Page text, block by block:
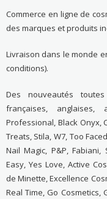
Commerce en ligne de
des marques et produits
Livraison dans le monde
conditions).
Des nouveautés
françaises, anglaises,
Professional, Black Onyx,
Treats, Stila, W7, Too
Nail Magic, P&P,
Easy, Yes Love, Active
de Minette, Excellence
Real Time, Go Cosmetics,